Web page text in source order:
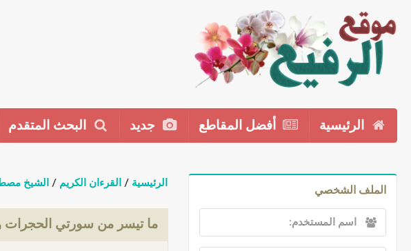
الرئيسية أفضل المقاطع جديد البحث المتقدم
الملف الشخصي
الرئيسية / القرءان الكريم / الشيخ
ما تيسر من سورتي الحجرات